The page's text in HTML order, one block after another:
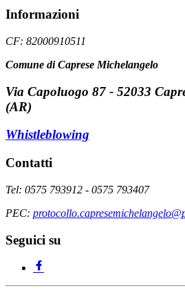
Informazioni
CF: 82000910511
Comune di Caprese Michelangelo
Via Capoluogo 87 - 52033
(AR)
Whistleblowing
Contatti
Tel: 0575 793912 - 0575 793407
PEC:
Seguici su